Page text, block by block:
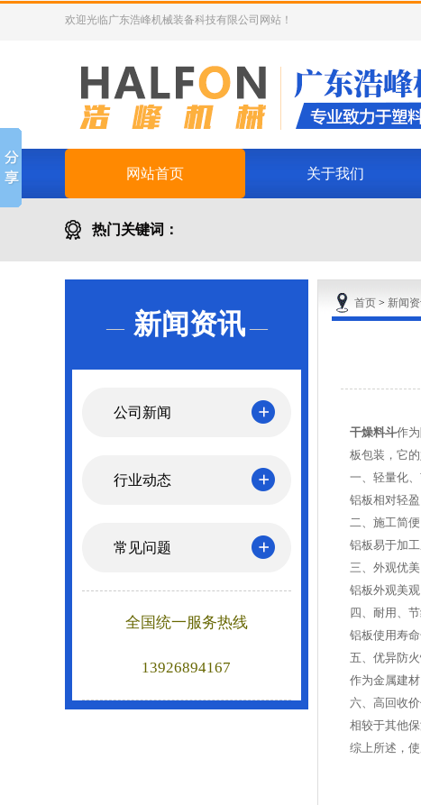
欢迎光临广东浩峰机械装备科技有限公司网站！
网站首页 关于我们
热门关键词：
— 新闻资讯—
公司新闻
行业动态
常见问题
全国统一服务热线
13926894167
首页 > 新闻
干燥料斗作
板包装，它
一、轻量化
铝板相对轻
二、施工简便
铝板易于加
三、外观优
铝板外观美
四、耐用、
铝板使用寿
五、优异防
作为金属建
六、高回收
相较于其他
综上所述，